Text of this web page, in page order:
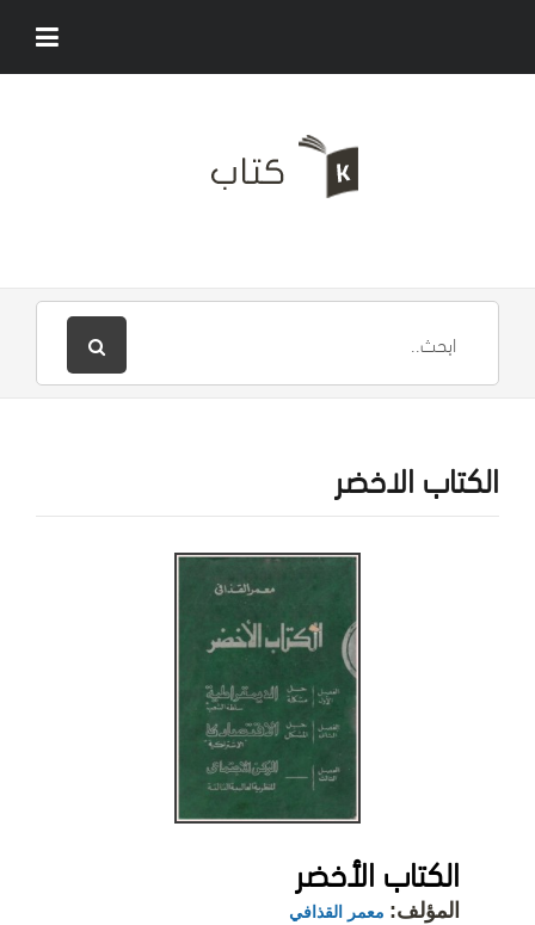
الكتاب الاخضر
الكتاب الأخضر
المؤلف: معمر القذافي